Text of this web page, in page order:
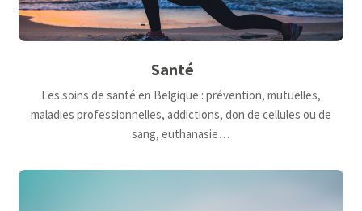
Santé
Les soins de santé en Belgique : prévention, mutuelles,
maladies professionnelles, addictions, don de cellules ou de
sang, euthanasie…